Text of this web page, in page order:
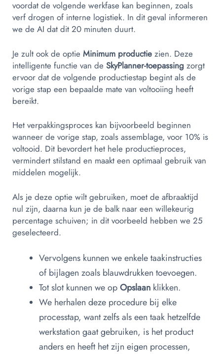
voordat de volgende werkfase kan beginnen, zoals
verf drogen of interne logistiek. In dit geval informeren
we de AI dat dit 20 minuten duurt.
Je zult ook de optie Minimum productie zien. Deze
intelligente functie van de SkyPlanner-toepassing zorgt
ervoor dat de volgende productiestap begint als de
vorige stap een bepaalde mate van voltooiing heeft
bereikt.
Het verpakkingsproces kan bijvoorbeeld beginnen
wanneer de vorige stap, zoals assemblage, voor 10% is
voltooid. Dit bevordert het hele productieproces,
vermindert stilstand en maakt een optimaal gebruik van
middelen mogelijk.
Als je deze optie wilt gebruiken, moet de afbraaktijd
nul zijn, daarna kun je de balk naar een willekeurig
percentage schuiven; in dit voorbeeld hebben we 25
geselecteerd.
Vervolgens kunnen we enkele taakinstructies
of bijlagen zoals blauwdrukken toevoegen.
Tot slot kunnen we opOpslaan klikken.
We herhalen deze procedure bij elke
processtap, want zelfs als een taak hetzelfde
werkstation gaat gebruiken, is het product
anders en heeft het zijn eigen processen,